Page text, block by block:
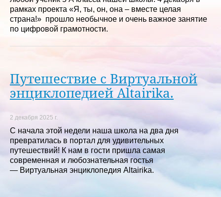
рамках проекта «Я, ты, он, она – вместе целая
страна!» прошло необычное и очень важное занятие
по цифровой грамотности.
Путешествие с Виртуальной
энциклопедией Altairika.
2 декабря 2025 г.
С начала этой недели наша школа на два дня
превратилась в портал для удивительных
путешествий! К нам в гости пришла самая
современная и любознательная гостья
— Виртуальная энциклопедия Altairika.